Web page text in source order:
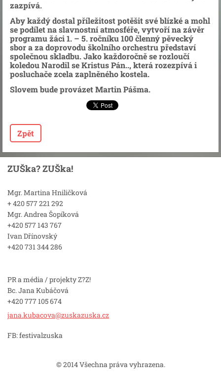
zazpívá.
Aby každý dostal příležitost potěšit své blízké a mohl
se podílet na slavnostní atmosféře, vytvoří na závěr
programu žáci 1. – 5. ročníku 100 členný pěvecký
sbor a za doprovodu školního orchestru představí
společnou skladbu. Jako každoročně se rozloučí
koledou Narodil se Kristus Pán.., která rozezpívá i
posluchače zcela zaplněného kostela.
Slovem bude provázet Martin Pášma.
Zpět
ZUŠka? ZUŠka!
Mgr. Martina Hniličková
+ 420 577 221 292
Mgr. Andrea Šopíková
+420 577 143 767
Ivan Dřínovský
+420 731 344 286
PR a média / projekty Z?Z!
Bc. Jana Kubáčová
+420 777 105 674
jana.kubacova@zuskazuska.cz
FB: festivalzuska
© 2014 Všechna práva vyhrazena.